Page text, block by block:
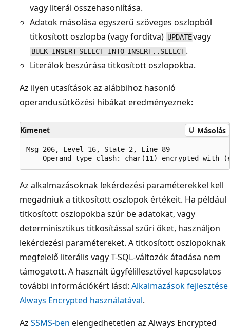
vagy literál összehasonlítása.
Adatok másolása egyszerű szöveges oszlopból
titkosított oszlopba (vagy fordítva) UPDATEvagy
BULK INSERT SELECT INTO INSERT..SELECT .
Literálok beszúrása titkosított oszlopokba.
Az ilyen utasítások az alábbihoz hasonló
operandusütközési hibákat eredményeznek:
Kimenet Másolás
Msg 206, Level 16, State 2, Line 89
Az alkalmazásoknak lekérdezési paraméterekkel kell
megadniuk a titkosított oszlopok értékeit. Ha például
titkosított oszlopokba szúr be adatokat, vagy
determinisztikus titkosítással szűri őket, használjon
lekérdezési paramétereket. A titkosított oszlopoknak
megfelelő literális vagy T-SQL-változók átadása nem
támogatott. A használt ügyfélillesztővel kapcsolatos
további információkért lásd: Alkalmazások fejlesztése
Always Encrypted használatával.
Az SSMS-ben elengedhetetlen az Always Encrypted